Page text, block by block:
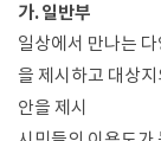
가. 일반부
일상에서 만나는
을 제시하고 대상
안을 제시